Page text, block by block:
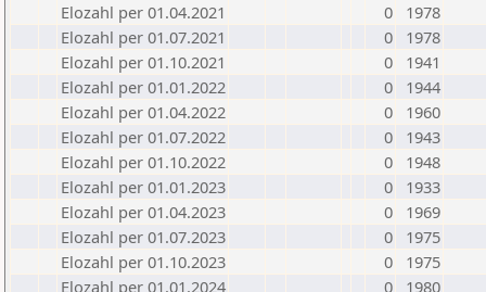
Elozahl per 01.04.2021
0
1978
Elozahl per 01.07.2021
0
1978
Elozahl per 01.10.2021
0
1941
Elozahl per 01.01.2022
0
1944
Elozahl per 01.04.2022
0
1960
Elozahl per 01.07.2022
0
1943
Elozahl per 01.10.2022
0
1948
Elozahl per 01.01.2023
0
1933
Elozahl per 01.04.2023
0
1969
Elozahl per 01.07.2023
0
1975
Elozahl per 01.10.2023
0
1975
Elozahl per 01.01.2024
0
1980